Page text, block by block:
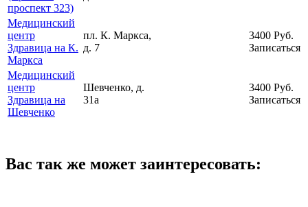
проспект 323)
Медицинский
центр
Здравица на К.
Маркса
пл. К. Маркса,
д. 7
3400 Руб.
Записаться
Медицинский
центр
Здравица на
Шевченко
Шевченко, д.
31а
3400 Руб.
Записаться
Вас так же может заинтересовать: